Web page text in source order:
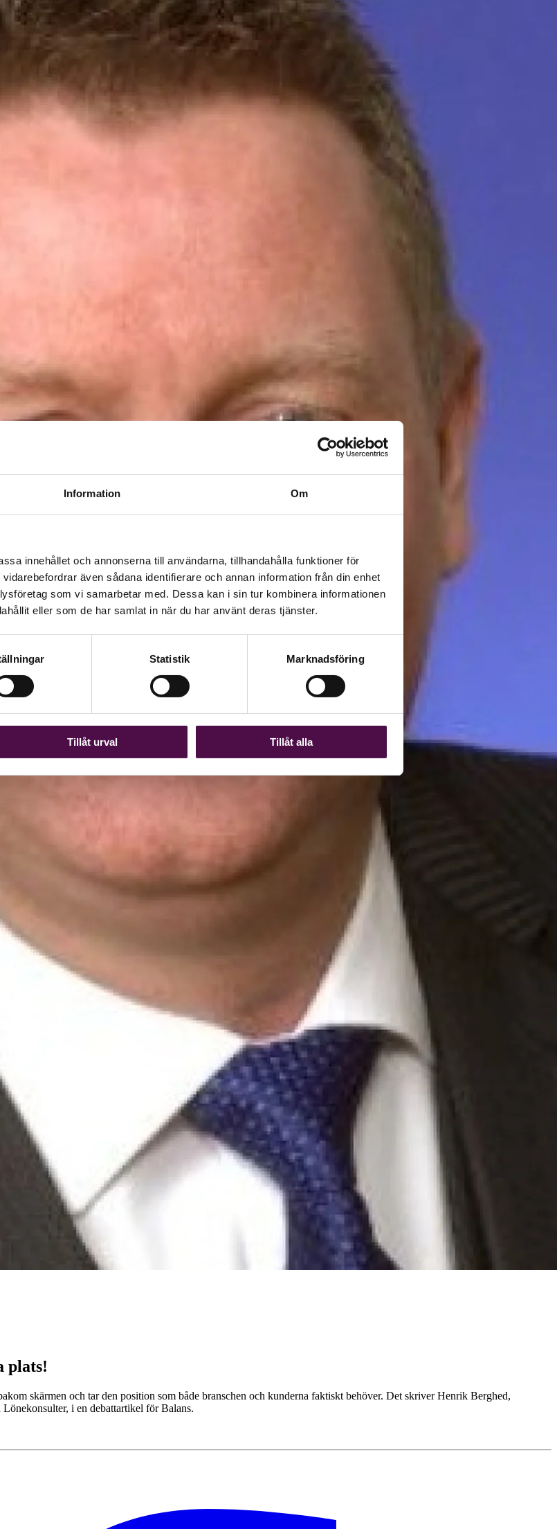
Information Om
innehållet och annonserna till användarna, tillhandahålla funktioner för
även sådana identifierare och annan information från din enhet
som vi samarbetar med. Dessa kan i sin tur kombinera informationen
eller som de har samlat in när du har använt deras tjänster.
Statistik Marknadsföring
Tillåt urval Tillåt alla
plats!
skärmen och tar den position som både branschen och kunderna faktiskt behöver. Det skriver Henrik Berghed,
i en debattartikel för Balans.